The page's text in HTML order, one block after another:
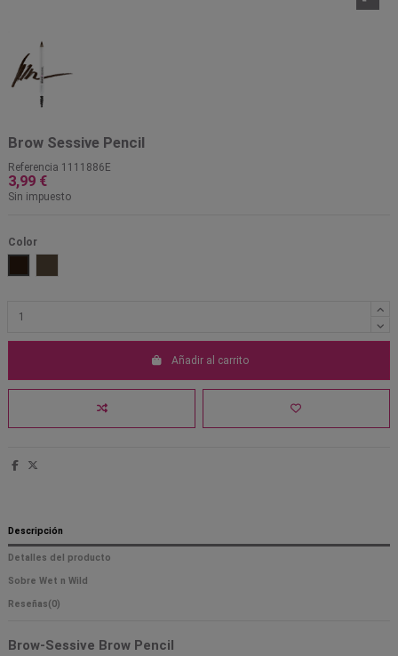
Brow Sessive Pencil
Referencia 1111886E
3,99 €
Sin impuesto
Color
Añadir al carrito
Descripción
Detalles del producto
Sobre Wet n Wild
Reseñas(0)
Brow-Sessive Brow Pencil